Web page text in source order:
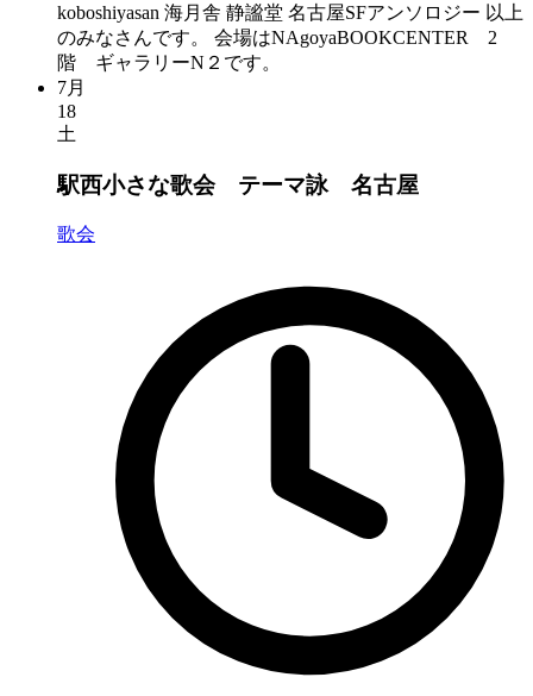
koboshiyasan 海月舎 静謐堂 名古屋SFアンソロジー 以上
のみなさんです。 会場はNAgoyaBOOKCENTER 2
階 ギャラリーN２です。
7月
18
土
駅西小さな歌会 テーマ詠 名古屋
歌会